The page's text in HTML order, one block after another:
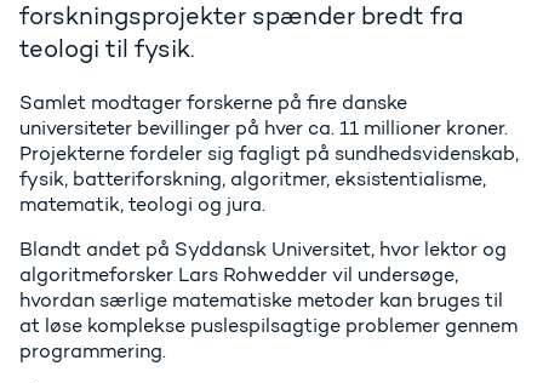
forskningsprojekter spænder bredt fra
teologi til fysik.
Samlet modtager forskerne på fire danske
universiteter bevillinger på hver ca. 11 millioner kroner.
Projekterne fordeler sig fagligt på sundhedsvidenskab,
fysik, batteriforskning, algoritmer, eksistentialisme,
matematik, teologi og jura.
Blandt andet på Syddansk Universitet, hvor lektor og
algoritmeforsker Lars Rohwedder vil undersøge,
hvordan særlige matematiske metoder kan bruges til
at løse komplekse puslespilsagtige problemer gennem
programmering.